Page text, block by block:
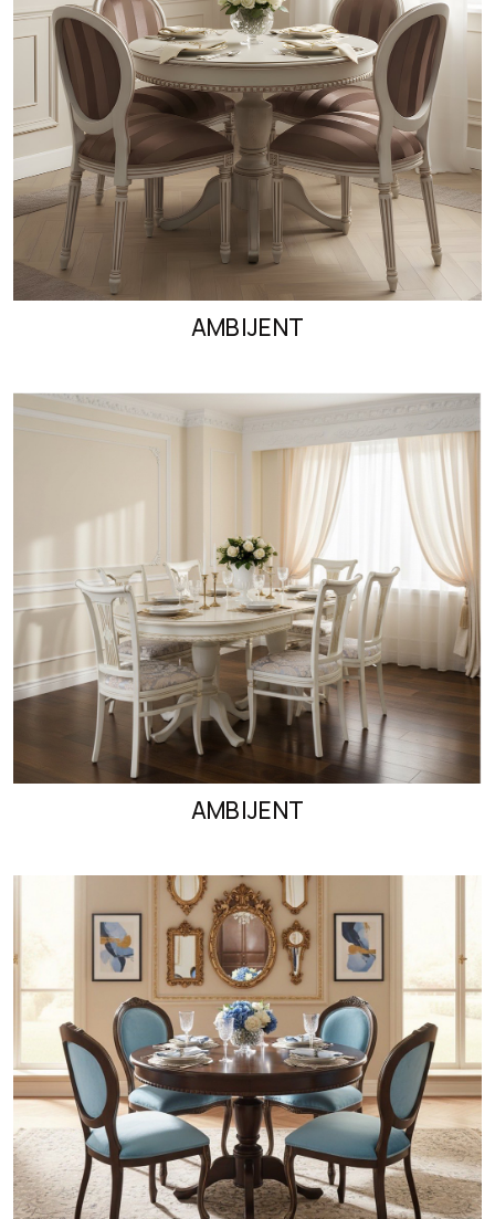
AMBIJENT
AMBIJENT